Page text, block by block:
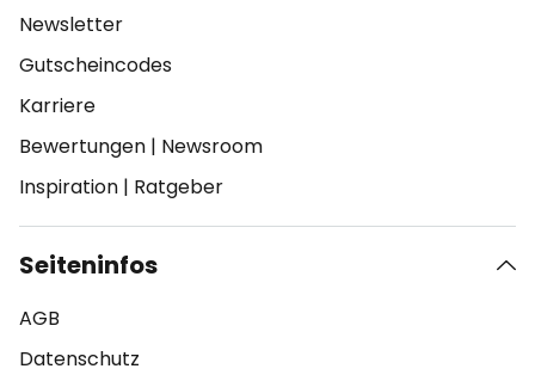
Newsletter
Gutscheincodes
Karriere
Bewertungen | Newsroom
Inspiration | Ratgeber
Seiteninfos
AGB
Datenschutz